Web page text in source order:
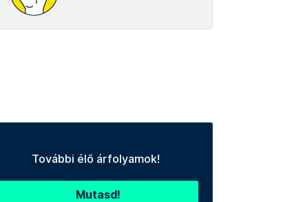
További élő árfolyamok!
Mutasd!